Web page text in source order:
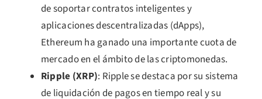
de soportar contratos inteligentes y
aplicaciones descentralizadas (dApps),
Ethereum ha ganado una importante cuota de
mercado en el ámbito de las criptomonedas.
Ripple (XRP): Ripple se destaca por su sistema
de liquidación de pagos en tiempo real y su